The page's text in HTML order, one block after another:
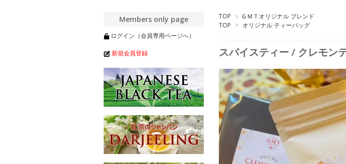
TOP > ＧＭＴオリジナル ブレンド
TOP > オリジナル ティーバッグ
スパイスティー / クレモ
Members only page
ログイン（会員専用ページへ）
新規会員登録